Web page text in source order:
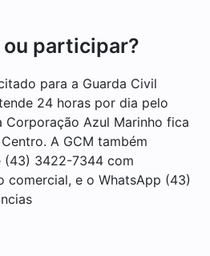
participar?
para a Guarda Civil
24 horas por dia pelo
Corporação Azul Marinho fica
A GCM também
(43) 3422-7344 com
comercial, e o WhatsApp (43)